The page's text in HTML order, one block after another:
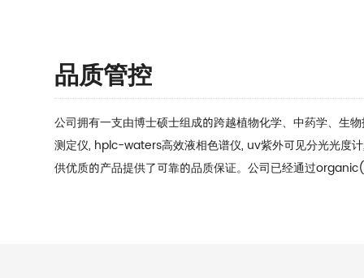
品质管控
公司拥有一支由博士硕士组成的跨越植物化学、中药学、
测定仪, hplc-waters高效液相色谱仪, uv紫外可见分光光度
供优质的产品提供了可靠的品质保证。公司已经通过